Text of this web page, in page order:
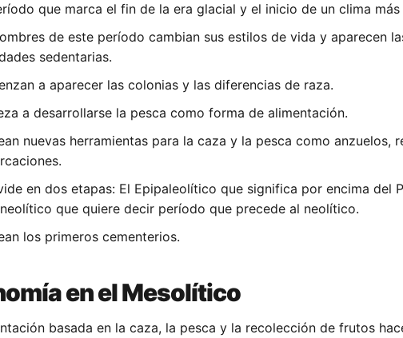
que marca el fin de la era glacial y el inicio de un clima
de este período cambian sus estilos de vida y aparecen
sedentarias.
a aparecer las colonias y las diferencias de raza.
a desarrollarse la pesca como forma de alimentación.
nuevas herramientas para la caza y la pesca como anzuelos,
en dos etapas: El Epipaleolítico que significa por encima del
que quiere decir período que precede al neolítico.
los primeros cementerios.
en el Mesolítico
basada en la caza, la pesca y la recolección de frutos